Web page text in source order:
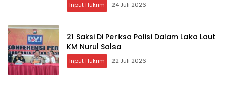
Input Hukrim 24 Juli 2026
21 Saksi Di Periksa Polisi Dalam Laka Laut
KM Nurul Salsa
Input Hukrim 22 Juli 2026